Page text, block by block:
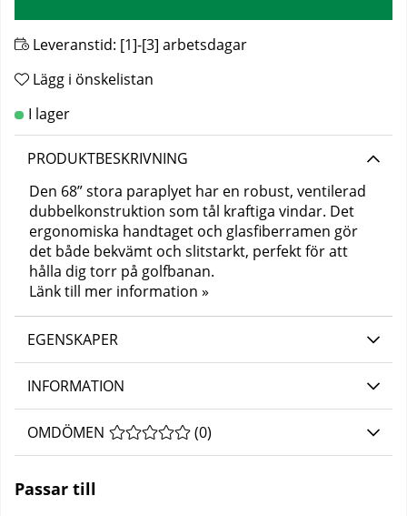
Leveranstid: [1]-[3] arbetsdagar
Lägg i önskelistan
PRODUKTBESKRIVNING
Den 68” stora paraplyet har en robust, ventilerad
dubbelkonstruktion som tål kraftiga vindar. Det
ergonomiska handtaget och glasfiberramen gör
det både bekvämt och slitstarkt, perfekt för att
hålla dig torr på golfbanan.
Länk till mer information »
EGENSKAPER
INFORMATION
OMDÖMEN MEDELBETYG 0 AV 5 ANTAL BETYG 0
(0)
Passar till